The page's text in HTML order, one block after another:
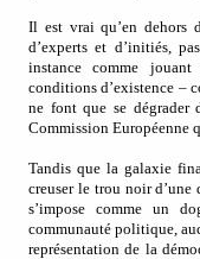
Il est vrai qu’en dehors
d’experts et d’initiés,
instance comme
conditions d’existence –
ne font que se
Commission Européenne
Tandis que la galaxie
creuser le trou noir
s’impose comme un
communauté politique,
représentation de la